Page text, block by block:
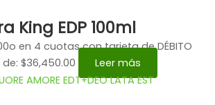
King EDP 100ml
o en 4 cuotas con tarjeta de DÉBITO
de: $36,450.00
Leer más